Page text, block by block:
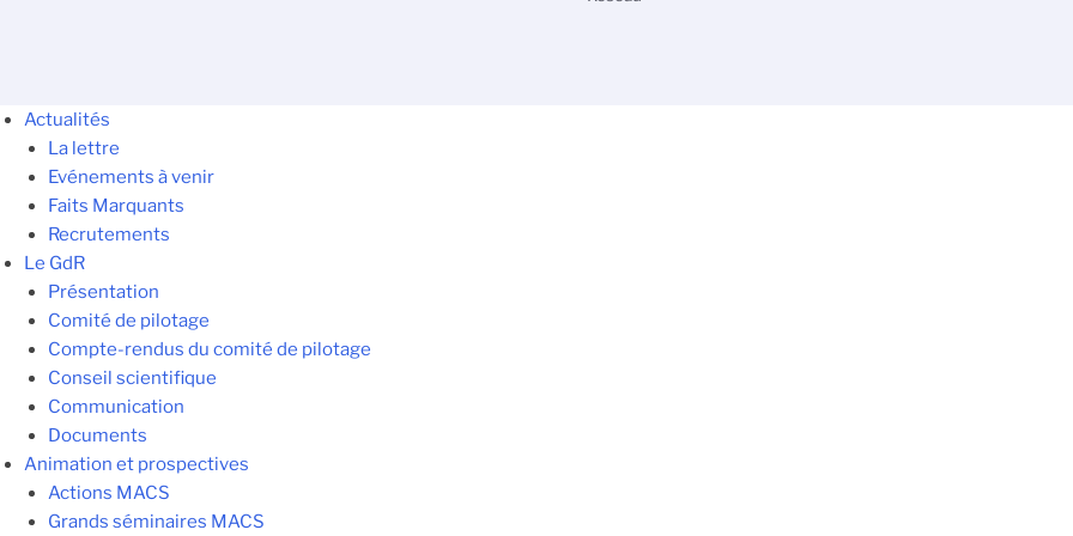
Actualités
La lettre
Evénements à venir
Faits Marquants
Recrutements
Le GdR
Présentation
Comité de pilotage
Compte-rendus du comité de pilotage
Conseil scientifique
Communication
Documents
Animation et prospectives
Actions MACS
Grands séminaires MACS